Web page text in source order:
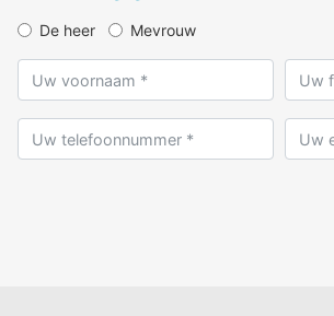
De heer Mevrouw